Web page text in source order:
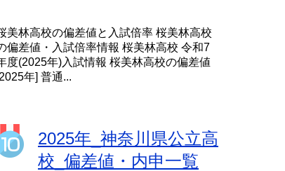
美林高校の偏差値と入試倍率 桜美林高校
偏差値・入試倍率情報 桜美林高校 令和7
度(2025年)入試情報 桜美林高校の偏差値
年] 普通...
2025年_神奈川県公立高
校_偏差値・内申一覧